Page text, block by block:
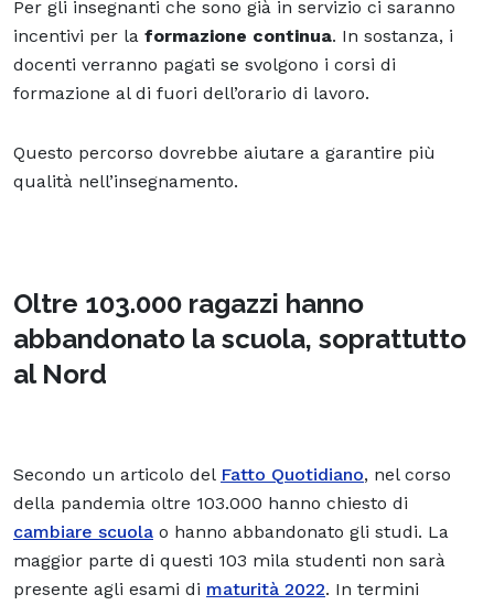
Per gli insegnanti che sono già in servizio ci saranno
incentivi per la formazione continua. In sostanza, i
docenti verranno pagati se svolgono i corsi di
formazione al di fuori dell’orario di lavoro.
Questo percorso dovrebbe aiutare a garantire più
qualità nell’insegnamento.
Oltre 103.000 ragazzi hanno
abbandonato la scuola, soprattutto
al Nord
Secondo un articolo del Fatto Quotidiano, nel corso
della pandemia oltre 103.000 hanno chiesto di
cambiare scuola o hanno abbandonato gli studi. La
maggior parte di questi 103 mila studenti non sarà
presente agli esami di maturità 2022. In termini